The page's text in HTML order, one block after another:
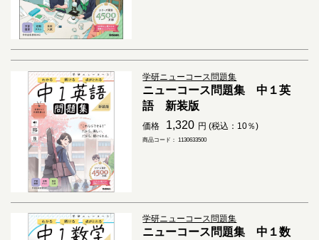
学研ニューコース問題集
ニューコース問題集 中１英
語 新装版
価格 1,320 円 (税込：10％)
商品コード： 1130633500
学研ニューコース問題集
ニューコース問題集 中１数